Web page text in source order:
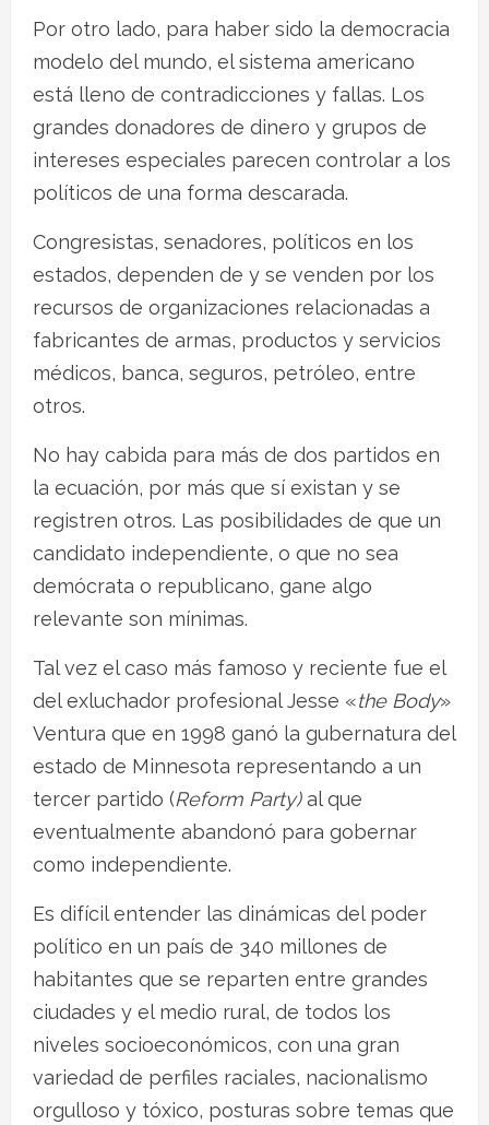
Por otro lado, para haber sido la democracia
modelo del mundo, el sistema americano
está lleno de contradicciones y fallas. Los
grandes donadores de dinero y grupos de
intereses especiales parecen controlar a los
políticos de una forma descarada.
Congresistas, senadores, políticos en los
estados, dependen de y se venden por los
recursos de organizaciones relacionadas a
fabricantes de armas, productos y servicios
médicos, banca, seguros, petróleo, entre
otros.
No hay cabida para más de dos partidos en
la ecuación, por más que sí existan y se
registren otros. Las posibilidades de que un
candidato independiente, o que no sea
demócrata o republicano, gane algo
relevante son mínimas.
Tal vez el caso más famoso y reciente fue el
del exluchador profesional Jesse «the Body»
Ventura que en 1998 ganó la gubernatura del
estado de Minnesota representando a un
tercer partido (Reform Party)al que
eventualmente abandonó para gobernar
como independiente.
Es difícil entender las dinámicas del poder
político en un país de 340 millones de
habitantes que se reparten entre grandes
ciudades y el medio rural, de todos los
niveles socioeconómicos, con una gran
variedad de perfiles raciales, nacionalismo
orgulloso y tóxico, posturas sobre temas que